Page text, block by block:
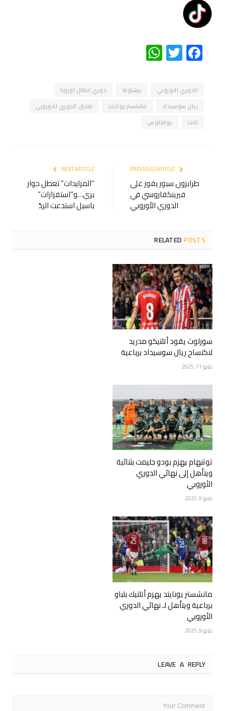
Facebook
Twitter
WhatsApp
الدوري الاوروبي برشلونة
دوري ابطال اوروبا
ريال سوسيداد
مانشستر يونايتد
ملحق الدوري الاوروبي
نانت
يوفنتوس
طرابزون سبور يفوز على
فيرينكفاروسي في
الدوري الأوروبي
NEXT ARTICLE
“المزايدات” تعطل حوار
بري…و”استفزازات”
باسيل استدعت الردّ
RELATEDPOSTS
سورلوث يقود أتلتيكو مدريد
لاكتساح ريال سوسيداد برباعية
مايو 11, 2025
توتنهام يهزم بودو جليمت بثنائية
ويتأهل إلى نهائي الدوري
الأوروبي
مايو 9, 2025
مانشستر يونايتد يهزم أتلتيك بلباو
برباعية ويتأهل لـ نهائي الدوري
الأوروبي
مايو 9, 2025
LEAVE A REPLY